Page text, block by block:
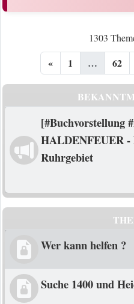
1303
« 1 … 62
[#Buchvorstellung
HALDENFEUER -
Ruhrgebiet
Wer kann helfen ?
Suche 1400 und